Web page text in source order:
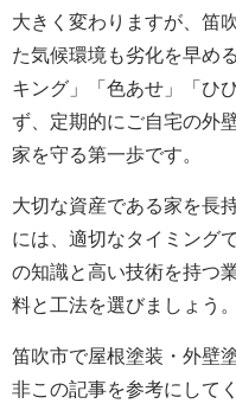
大きく変わりますが、笛
た気候環境も劣化を早め
キング」「色あせ」「ひ
ず、定期的にご自宅の外
家を守る第一歩です。
大切な資産である家を長
には、適切なタイミング
の知識と高い技術を持つ
料と工法を選びましょう。
笛吹市で屋根塗装・外壁
非この記事を参考にして